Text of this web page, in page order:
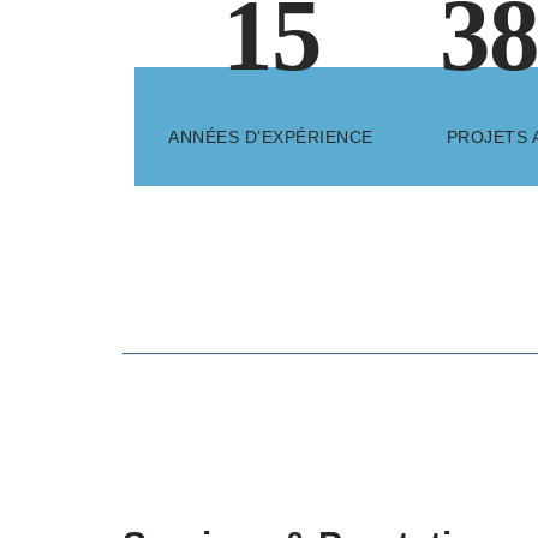
15
ANNÉES D’EXPÉRIENCE PROJETS